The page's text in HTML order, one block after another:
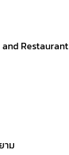
and Restaurant
าม